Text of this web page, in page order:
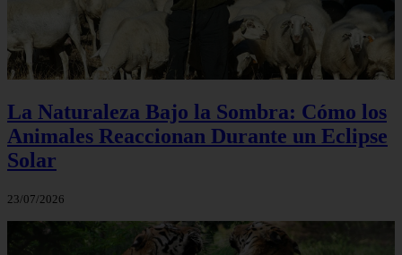
La Naturaleza Bajo la Sombra: Cómo los
Animales Reaccionan Durante un Eclipse
Solar
23/07/2026